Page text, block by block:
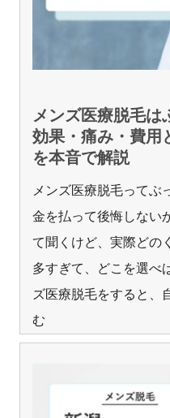
メンズ医療脱毛は
効果・痛み・費用
を本音で解説
メンズ医療脱毛ってぶ
金を払って後悔しない
て聞くけど、実際どの
多すぎて、どこを選べ
ズ医療脱毛をすると、
む